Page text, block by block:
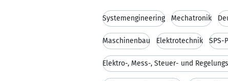
Systemengineering Mechatronik
Maschinenbau Elektrotechnik SPS-
Elektro-, Mess-, Steuer- und